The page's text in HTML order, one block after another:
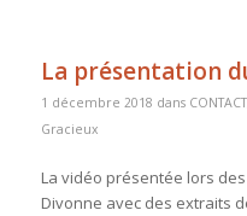
La présentation
1 décembre 2018 dans CONTACT
Gracieux
La vidéo présentée lors
Divonne avec des extraits